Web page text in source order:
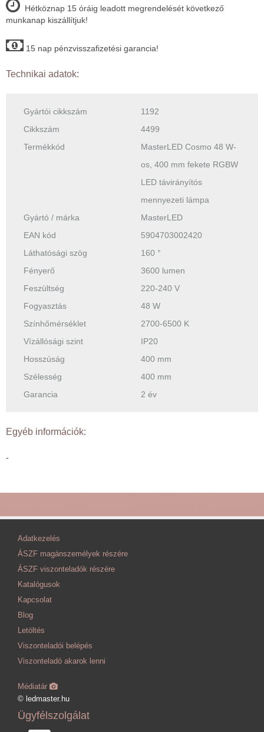
Hétköznap 15 óráig leadott megrendelését következő
munkanap kiszállítjuk!
15 nap pénzvisszafizetési garancia!
Technikai adatok:
Gyártói cikkszám
1192
Cikkszám
4499
Termékkód
MasterLED Cosmo 48 W-
os, 400 mm fekete RGBW
LED távirányítós
mennyezeti lámpa
Gyártó / márka
MasterLED
EAN kód
5904703002420
Láthatósági szög
160 °
Fényerő
3600 lumen
Feszültség
220-240 V
Fogyasztás
48 W
Színhőmérséklet
2700-6500 K
Vízállósági szint
IP20
Hosszúság
400 mm
Szélesség
400 mm
Garancia
2 év
Egyéb információk:
-
Adatkezelés
ÁSZF magánszemélyek részére
ÁSZF viszonteladók részére
Katalógusok
Kapcsolat
Blog
Letöltés
Viszonteladói belépés
Viszonteladó akarok lenni
Médiatár
© ledmaster.hu
Ügyfélszolgálat